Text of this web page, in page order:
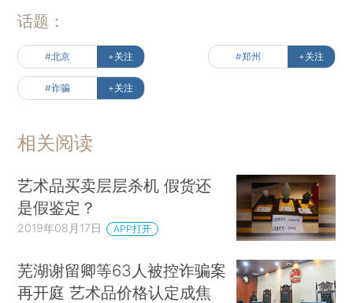
话题：
#北京 +关注 #郑州 +关注
#诈骗 +关注
相关阅读
艺术品买卖层层杀机 假货还
是假鉴定？
2019年08月17日 APP打开
芜湖谢留卿等63人被控诈骗案
再开庭 艺术品价格认定成焦